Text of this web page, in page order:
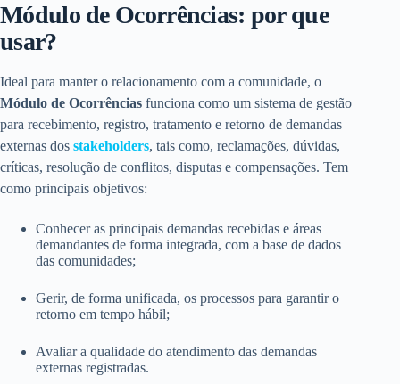
Módulo de Ocorrências: por que
usar?
Ideal para manter o relacionamento com a comunidade, o
Módulo de Ocorrências funciona como um sistema de gestão
para recebimento, registro, tratamento e retorno de demandas
externas dos stakeholders, tais como, reclamações, dúvidas,
críticas, resolução de conflitos, disputas e compensações. Tem
como principais objetivos:
Conhecer as principais demandas recebidas e áreas
demandantes de forma integrada, com a base de dados
das comunidades;
Gerir, de forma unificada, os processos para garantir o
retorno em tempo hábil;
Avaliar a qualidade do atendimento das demandas
externas registradas.